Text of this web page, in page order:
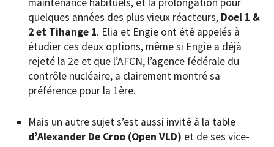
maintenance habituels, et la prolongation pour
quelques années des plus vieux réacteurs, Doel 1 &
2 et Tihange 1. Elia et Engie ont été appelés à
étudier ces deux options, même si Engie a déjà
rejeté la 2e et que l’AFCN, l’agence fédérale du
contrôle nucléaire, a clairement montré sa
préférence pour la 1ère.
Mais un autre sujet s’est aussi invité à la table
d’Alexander De Croo (Open VLD) et de ses vice-